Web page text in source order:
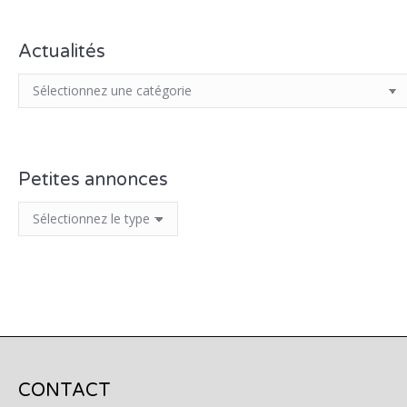
Actualités
Petites annonces
CONTACT